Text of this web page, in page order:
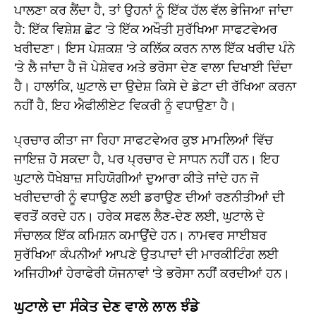
ਪਾਲਣਾ ਕਰ ਲੈਂਦਾ ਹੈ, ਤਾਂ ਉਹਨਾਂ ਨੂੰ ਇੱਕ ਹੱਲ ਵੱਲ ਭੇਜਿਆ ਜਾਂਦਾ
ਹੈ: ਇੱਕ ਵਿਸ਼ੇਸ਼ ਛੋਟ 'ਤੇ ਇੱਕ ਅਖੌਤੀ ਸੁਰੱਖਿਆ ਸਾਫਟਵੇਅਰ
ਖਰੀਦਣਾ। ਇਸ ਪੇਸ਼ਕਸ਼ 'ਤੇ ਕਲਿੱਕ ਕਰਨ ਨਾਲ ਇੱਕ ਖਰੀਦ ਪੰਨੇ
'ਤੇ ਲੈ ਜਾਂਦਾ ਹੈ ਜੋ ਪੇਸ਼ੇਵਰ ਅਤੇ ਭਰੋਸਾ ਦੇਣ ਵਾਲਾ ਦਿਖਾਈ ਦਿੰਦਾ
ਹੈ। ਹਾਲਾਂਕਿ, ਘੁਟਾਲੇ ਦਾ ਉਦੇਸ਼ ਕਿਸੇ ਦੇ ਡੇਟਾ ਦੀ ਰੱਖਿਆ ਕਰਨਾ
ਨਹੀਂ ਹੈ, ਇਹ ਐਫੀਲੀਏਟ ਵਿਕਰੀ ਨੂੰ ਵਧਾਉਣਾ ਹੈ।
ਪ੍ਰਚਾਰ ਕੀਤਾ ਜਾ ਰਿਹਾ ਸਾਫਟਵੇਅਰ ਕੁਝ ਮਾਮਲਿਆਂ ਵਿੱਚ
ਜਾਇਜ਼ ਹੋ ਸਕਦਾ ਹੈ, ਪਰ ਪ੍ਰਚਾਰ ਦੇ ਸਾਧਨ ਨਹੀਂ ਹਨ। ਇਹ
ਘੁਟਾਲੇ ਧੋਖੇਬਾਜ਼ ਸਹਿਯੋਗੀਆਂ ਦੁਆਰਾ ਕੀਤੇ ਜਾਂਦੇ ਹਨ ਜੋ
ਖਰੀਦਦਾਰੀ ਨੂੰ ਵਧਾਉਣ ਲਈ ਡਰਾਉਣ ਦੀਆਂ ਰਣਨੀਤੀਆਂ ਦੀ
ਵਰਤੋਂ ਕਰਦੇ ਹਨ। ਹਰੇਕ ਸਫਲ ਲੈਣ-ਦੇਣ ਲਈ, ਘੁਟਾਲੇ ਦੇ
ਸੰਚਾਲਕ ਇੱਕ ਕਮਿਸ਼ਨ ਕਮਾਉਂਦੇ ਹਨ। ਨਾਮਵਰ ਸਾਈਬਰ
ਸੁਰੱਖਿਆ ਕੰਪਨੀਆਂ ਆਪਣੇ ਉਤਪਾਦਾਂ ਦੀ ਮਾਰਕੀਟਿੰਗ ਲਈ
ਅਜਿਹੀਆਂ ਹੇਰਾਫੇਰੀ ਯੋਜਨਾਵਾਂ 'ਤੇ ਭਰੋਸਾ ਨਹੀਂ ਕਰਦੀਆਂ ਹਨ।
ਘੁਟਾਲੇ ਦਾ ਸੰਕੇਤ ਦੇਣ ਵਾਲੇ ਲਾਲ ਝੰਡੇ